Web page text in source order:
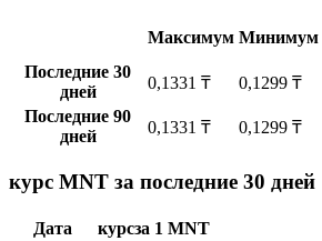
Максимум Минимум
Последние 30
дней
0,1331 ₸ 0,1299 ₸
Последние 90
дней
0,1331 ₸ 0,1299 ₸
курс MNT за последние 30 дней
Дата курсза 1 MNT